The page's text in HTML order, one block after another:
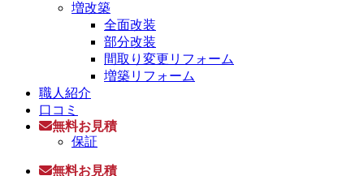
増改築
全面改装
部分改装
間取り変更リフォーム
増築リフォーム
職人紹介
口コミ
無料お見積
保証
無料お見積